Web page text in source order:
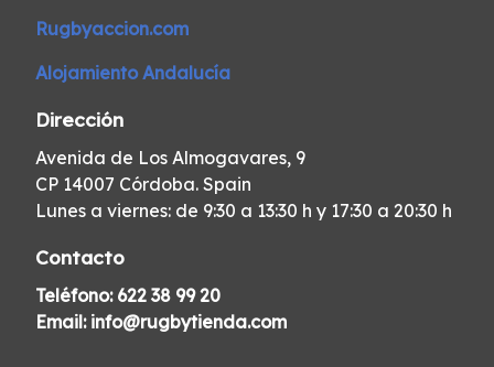
Rugbyaccion.com
Alojamiento Andalucía
Dirección
Avenida de Los Almogavares, 9
CP 14007 Córdoba. Spain
Lunes a viernes: de 9:30 a 13:30 h y 17:30 a 20:30 h
Contacto
Teléfono: 622 38 99 20
Email: info@rugbytienda.com